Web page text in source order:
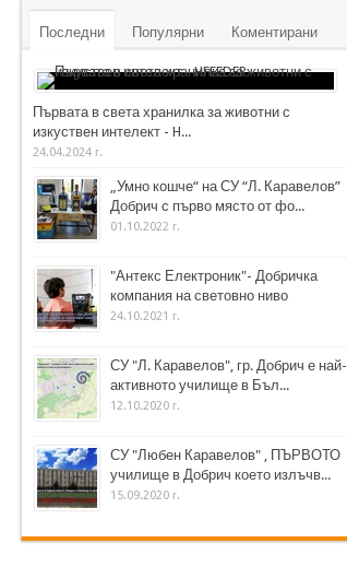
Последни Популярни Коментирани
Първата в света хранилка за животни с
изкуствен интелект - H...
24.04.2024 г.
„Умно кошче“ на СУ “Л. Каравелов”
Добрич с първо място от фо...
01.10.2022 г.
"Антекс Електроник"- Добричка
компания на световно ниво
24.10.2021 г.
СУ "Л. Каравелов", гр. Добрич е най-
активното училище в Бъл...
12.10.2020 г.
СУ "Любен Каравелов" , ПЪРВОТО
училище в Добрич което излъчв...
15.09.2020 г.